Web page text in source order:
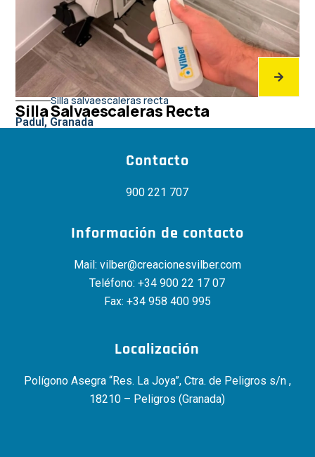
Silla salvaescaleras recta
Silla Salvaescaleras Recta
Padul, Granada
Contacto
900 221 707
Información de contacto
Mail: vilber@creacionesvilber.com
Teléfono:+34 900 22 17 07
Fax: +34 958 400 995
Localización
Polígono Asegra “Res. La Joya”, Ctra. de Peligros s/n ,
18210 – Peligros (Granada)